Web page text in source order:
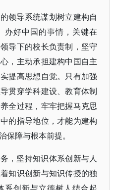
领导系统谋划树立建构自
办好中国的事情，关键在
导下的校长负责制，坚守
，主动承担建构中国自主
提高思想自觉。只有加强
贯穿学科建设、教育体制
全过程，牢牢把握马克思
的指导地位，才能为建构
保障与根本前提。
，坚持知识体系创新与人
知识创新与知识传授的独